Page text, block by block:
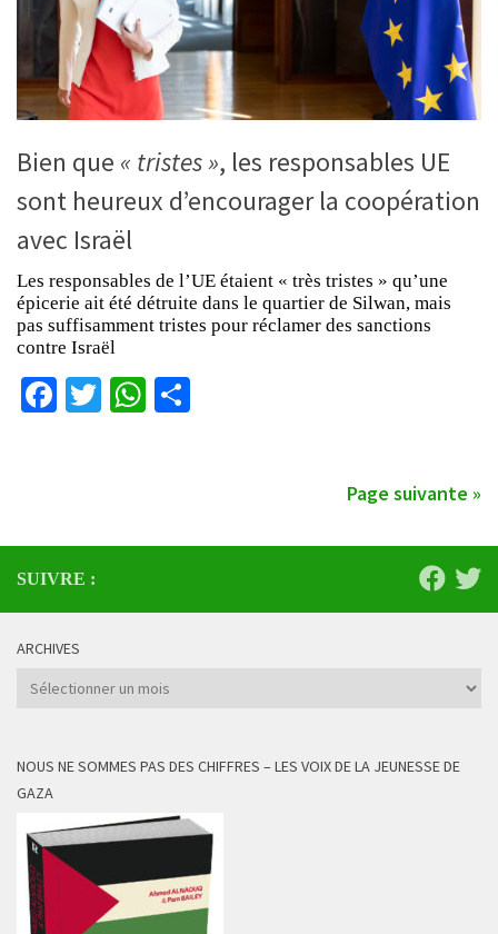
Bien que « tristes », les responsables UE
sont heureux d’encourager la coopération
avec Israël
Les responsables de l’UE étaient « très tristes » qu’une
épicerie ait été détruite dans le quartier de Silwan, mais
pas suffisamment tristes pour réclamer des sanctions
contre Israël
Facebook
TwitterWhatsApp
Page suivante »
SUIVRE :
ARCHIVES
Archives
NOUS NE SOMMES PAS DES CHIFFRES – LES VOIX DE LA JEUNESSE DE
GAZA